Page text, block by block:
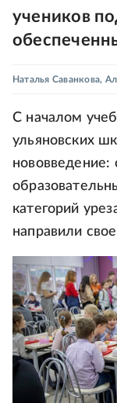
учеников
Наталья Саванкова,
С началом
ульяновских
нововведение:
категорий
направили